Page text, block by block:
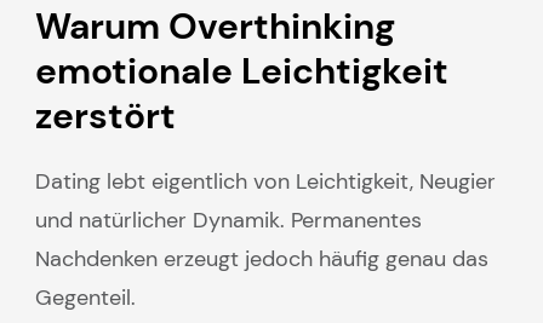
Warum Overthinking
emotionale Leichtigkeit
zerstört
Dating lebt eigentlich von Leichtigkeit, Neugier
und natürlicher Dynamik. Permanentes
Nachdenken erzeugt jedoch häufig genau das
Gegenteil.